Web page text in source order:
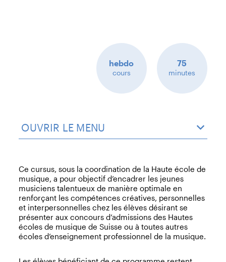
hebdo
cours
75
minutes
OUVRIR LE MENU
Ce cursus, sous la coordination de la Haute école de
musique, a pour objectif d’encadrer les jeunes
musiciens talentueux de manière optimale en
renforçant les compétences créatives, personnelles
et interpersonnelles chez les élèves désirant se
présenter aux concours d’admissions des Hautes
écoles de musique de Suisse ou à toutes autres
écoles d’enseignement professionnel de la musique.